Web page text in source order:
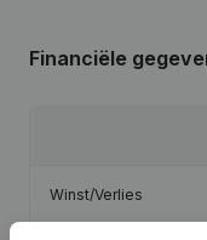
Financiële
Winst/Verlies